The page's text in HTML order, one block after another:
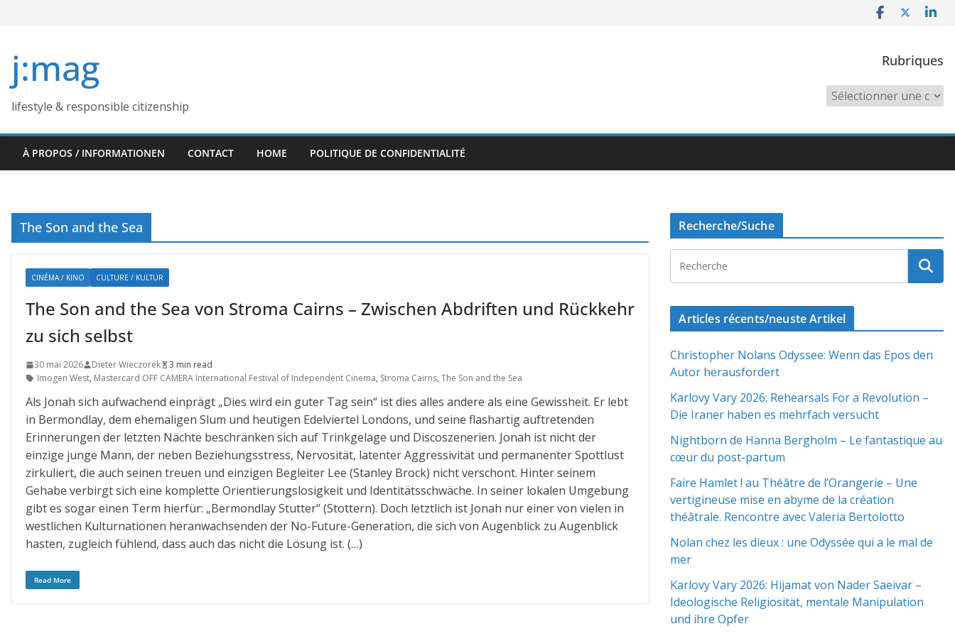
j:mag
lifestyle & responsible citizenship
Rubriques
Rubriques
À PROPOS / INFORMATIONEN CONTACT HOME POLITIQUE DE CONFIDENTIALITÉ
The Son and the Sea
CINÉMA / KINO CULTURE / KULTUR
The Son and the Sea von Stroma Cairns – Zwischen Abdriften und Rückkehr
zu sich selbst
30 mai 2026 Dieter Wieczorek
3 min read
Imogen West, Mastercard OFF CAMERA International Festival of Independent Cinema, Stroma Cairns, The Son and the Sea
Als Jonah sich aufwachend einprägt „Dies wird ein guter Tag sein“ ist dies alles andere als eine Gewissheit. Er lebt
in Bermondlay, dem ehemaligen Slum und heutigen Edelviertel Londons, und seine flashartig auftretenden
Erinnerungen der letzten Nächte beschränken sich auf Trinkgelage und Discoszenerien. Jonah ist nicht der
einzige junge Mann, der neben Beziehungsstress, Nervosität, latenter Aggressivität und permanenter Spottlust
zirkuliert, die auch seinen treuen und einzigen Begleiter Lee (Stanley Brock) nicht verschont. Hinter seinem
Gehabe verbirgt sich eine komplette Orientierungslosigkeit und Identitätsschwäche. In seiner lokalen Umgebung
gibt es sogar einen Term hierfür: „Bermondlay Stutter“ (Stottern). Doch letztlich ist Jonah nur einer von vielen in
westlichen Kulturnationen heranwachsenden der No-Future-Generation, die sich von Augenblick zu Augenblick
hasten, zugleich fühlend, dass auch das nicht die Lösung ist. (…)
Read More
Recherche/Suche
Articles récents/neuste Artikel
Christopher Nolans Odyssee: Wenn das Epos den
Autor herausfordert
Karlovy Vary 2026: Rehearsals For a Revolution –
Die Iraner haben es mehrfach versucht
Nightborn de Hanna Bergholm – Le fantastique au
cœur du post-partum
Faire Hamlet ! au Théâtre de l’Orangerie – Une
vertigineuse mise en abyme de la création
théâtrale. Rencontre avec Valeria Bertolotto
Nolan chez les dieux : une Odyssée qui a le mal de
mer
Karlovy Vary 2026: Hijamat von Nader Saeivar​​ –
Ideologische Religiosität, mentale Manipulation
und ihre Opfer